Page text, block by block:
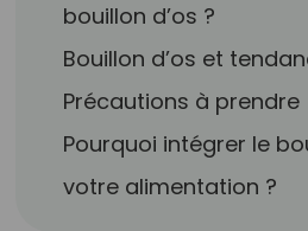
bouillon d’os ?
Bouillon d’os et
Précautions à prendre
Pourquoi intégrer le
votre alimentation ?